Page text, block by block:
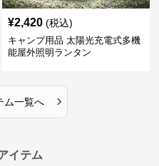
¥2,420 (税込)
キャンプ用品 太陽光充電式多機
能屋外照明ランタン
ム一覧へ ›
イテム